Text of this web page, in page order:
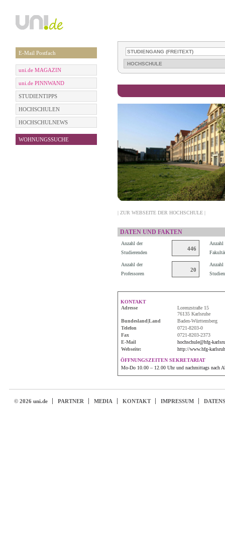
E-Mail Postfach
uni.de MAGAZIN
uni.de PINNWAND
STUDIENTIPPS
HOCHSCHULEN
HOCHSCHULNEWS
WOHNUNGSSUCHE
| ZUR WEBSEITE DER HOCHSCHULE |
DATEN UND FAKTEN
Anzahl der
Studierenden
446
Anzahl
Anzahl der
Professoren
20
Anzahl
KONTAKT
Adresse
Lorenzstraße 15
76135 Karlsruhe
Bundesland|Land
Baden-Württemberg
Telefon
0721-8203-0
Fax
0721-8203-2373
E-Mail
hochschule@hfg-
Webseite:
http://www.hfg-
ÖFFNUNGSZEITEN SEKRETARIAT
Mo-Do 10.00 – 12.00 Uhr und nachmittags nach
© 2026 uni.de PARTNER MEDIA KONTAKT IMPRESSUM